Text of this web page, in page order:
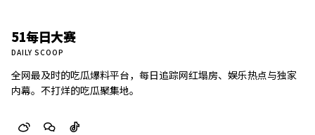
51每日大赛
DAILY SCOOP
全网最及时的吃瓜爆料平台，每日追踪网红塌房、娱乐热点与独家
内幕。不打烊的吃瓜聚集地。